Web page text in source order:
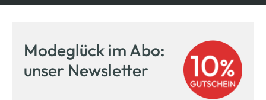
Modeglück im Abo:
unser Newsletter